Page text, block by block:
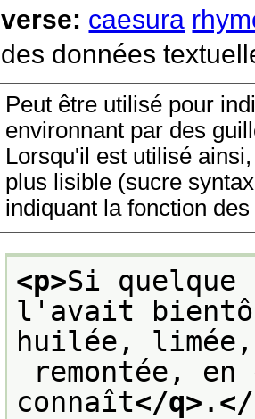
verse: caesura
des données
Peut être utilisé pour
environnant par des
Lorsqu'il est utilisé
plus lisible (sucre
indiquant la fonction
<p>Si
l'avait
huilée, limée,
remontée,
connaît</q> .